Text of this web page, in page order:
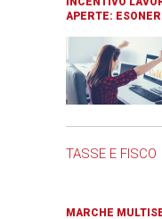
APERTE:
TASSE E FISCO
MARCHE